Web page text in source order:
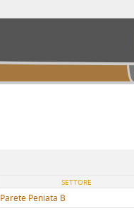
SETTORE
Parete Peniata B